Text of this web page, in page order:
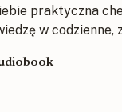
praktyczna
w codzienne,